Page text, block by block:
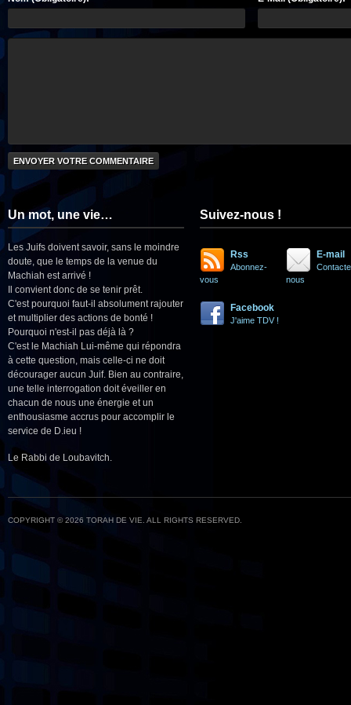
Un mot, une vie…
Les Juifs doivent savoir, sans le moindre
doute, que le temps de la venue du
Machiah est arrivé !
Il convient donc de se tenir prêt.
C'est pourquoi faut-il absolument rajouter
et multiplier des actions de bonté !
Pourquoi n'est-il pas déjà là ?
C'est le Machiah Lui-même qui répondra
à cette question, mais celle-ci ne doit
décourager aucun Juif. Bien au contraire,
une telle interrogation doit éveiller en
chacun de nous une énergie et un
enthousiasme accrus pour accomplir le
service de D.ieu !
Le Rabbi de Loubavitch.
Suivez-nous !
Rss
Abonnez-
vous
E-mail
nous
Facebook
J'aime TDV !
COPYRIGHT © 2026 TORAH DE VIE. ALL RIGHTS RESERVED.